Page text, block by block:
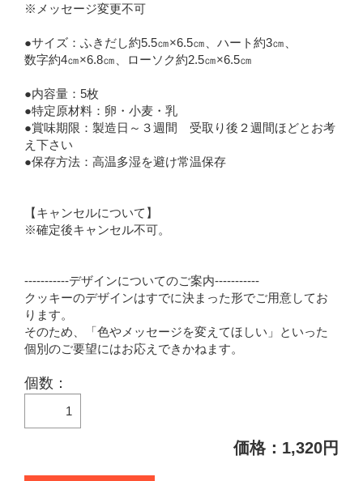
※メッセージ変更不可
●サイズ：ふきだし約5.5㎝×6.5㎝、ハート約3㎝、
数字約4㎝×6.8㎝、ローソク約2.5㎝×6.5㎝
●内容量：5枚
●特定原材料：卵・小麦・乳
●賞味期限：製造日～３週間 受取り後２週間ほどとお考
え下さい
●保存方法：高温多湿を避け常温保存
【キャンセルについて】
※確定後キャンセル不可。
-----------デザインについてのご案内-----------
クッキーのデザインはすでに決まった形でご用意してお
ります。
そのため、「色やメッセージを変えてほしい」といった
個別のご要望にはお応えできかねます。
個数：
価格：1,320円